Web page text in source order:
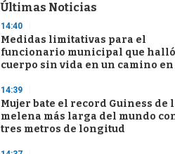
Últimas Noticias
14:40
Medidas limitativas para el
funcionario municipal que
cuerpo sin vida en un camino
14:39
Mujer bate el record Guiness de
melena más larga del mundo
tres metros de longitud